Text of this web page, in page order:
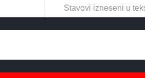
Stavovi izneseni u